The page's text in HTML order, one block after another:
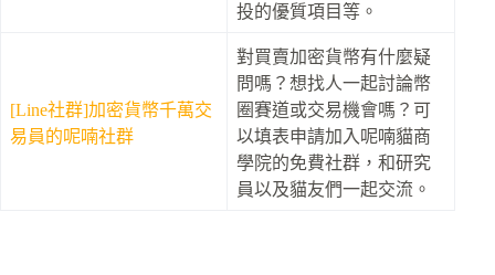
投的優質項目等。
[Line社群]加密貨幣千萬交
易員的呢喃社群
對買賣加密貨幣有什麼疑
問嗎？想找人一起討論幣
圈賽道或交易機會嗎？可
以填表申請加入呢喃貓商
學院的免費社群，和研究
員以及貓友們一起交流。